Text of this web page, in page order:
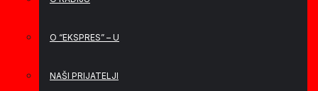
O “EKSPRES” – U
NAŠI PRIJATELJI